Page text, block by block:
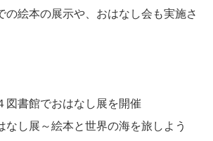
の絵本の展示や、おはなし会も実施さ
図書館でおはなし展を開催
なし展～絵本と世界の海を旅しよう